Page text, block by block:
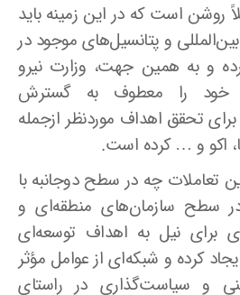
روشن است که در این زمینه باید
و پتانسیل‌های موجود در
و به همین جهت، وزارت نیرو
خود را معطوف به گسترش
تحقق اهداف موردنظر ازجمله
اکو و … کرده است.
تعاملات چه در سطح دوجانبه با
سطح سازمان‌های منطقه‌ای و
برای نیل به اهداف توسعه‌ای
کرده و شبکه‌ای از عوامل مؤثر
و سیاست‌گذاری در راستای